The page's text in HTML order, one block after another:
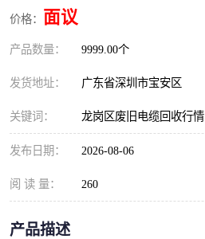
价格： 面议
产品数量： 9999.00个
发货地址： 广东省深圳市宝安区
关键词： 龙岗区废旧电缆回收行情
发布日期： 2026-08-06
阅 读 量： 260
产品描述